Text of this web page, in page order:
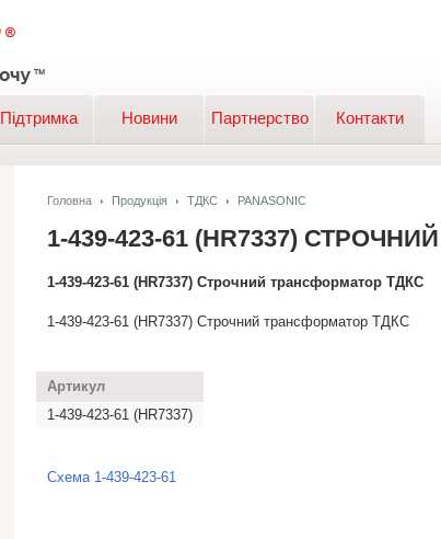
Підтримка Новини Партнерство Контакти
Головна Продукція ТДКС PANASONIC
1-439-423-61 (HR7337)
1-439-423-61 (HR7337) Строчний трансформатор ТДКС
1-439-423-61 (HR7337) Строчний трансформатор ТДКС
Артикул
1-439-423-61 (HR7337)
Cхема 1-439-423-61